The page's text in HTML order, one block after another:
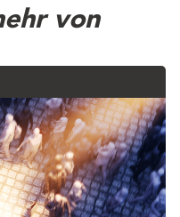
von